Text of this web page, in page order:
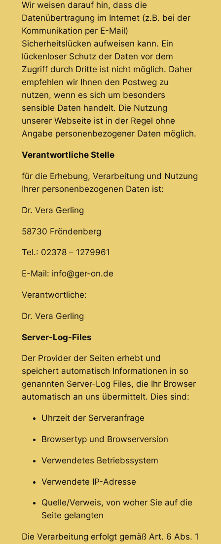
Wir weisen darauf hin, dass die
Datenübertragung im Internet (z.B. bei der
Kommunikation per E-Mail)
Sicherheitslücken aufweisen kann. Ein
lückenloser Schutz der Daten vor dem
Zugriff durch Dritte ist nicht möglich. Daher
empfehlen wir Ihnen den Postweg zu
nutzen, wenn es sich um besonders
sensible Daten handelt. Die Nutzung
unserer Webseite ist in der Regel ohne
Angabe personenbezogener Daten möglich.
Verantwortliche Stelle
für die Erhebung, Verarbeitung und Nutzung
Ihrer personenbezogenen Daten ist:
Dr. Vera Gerling
58730 Fröndenberg
Tel.: 02378 – 1279961
E-Mail: info@ger-on.de
Verantwortliche:
Dr. Vera Gerling
Server-Log-Files
Der Provider der Seiten erhebt und
speichert automatisch Informationen in so
genannten Server-Log Files, die Ihr Browser
automatisch an uns übermittelt. Dies sind:
Uhrzeit der Serveranfrage
Browsertyp und Browserversion
Verwendetes Betriebssystem
Verwendete IP-Adresse
Quelle/Verweis, von woher Sie auf die
Seite gelangten
Die Verarbeitung erfolgt gemäß Art. 6 Abs. 1